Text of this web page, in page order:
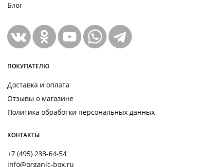
Блог
ПОКУПАТЕЛЮ
Доставка и оплата
Отзывы о магазине
Политика обработки персональных данных
КОНТАКТЫ
+7 (495) 233-64-54
info@organic-box.ru